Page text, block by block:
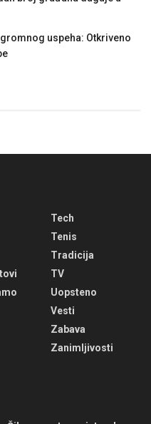
uspeha: Otkriveno
Tech
Tenis
Tradicija
TV
Uopsteno
Vesti
Zabava
Zanimljivosti